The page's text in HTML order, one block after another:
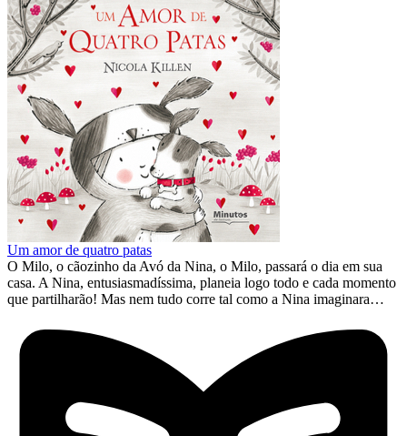
Um amor de quatro patas
O Milo, o cãozinho da Avó da Nina, o Milo, passará o dia em sua
casa. A Nina, entusiasmadíssima, planeia logo todo e cada momento
que partilharão! Mas nem tudo corre tal como a Nina imaginara…